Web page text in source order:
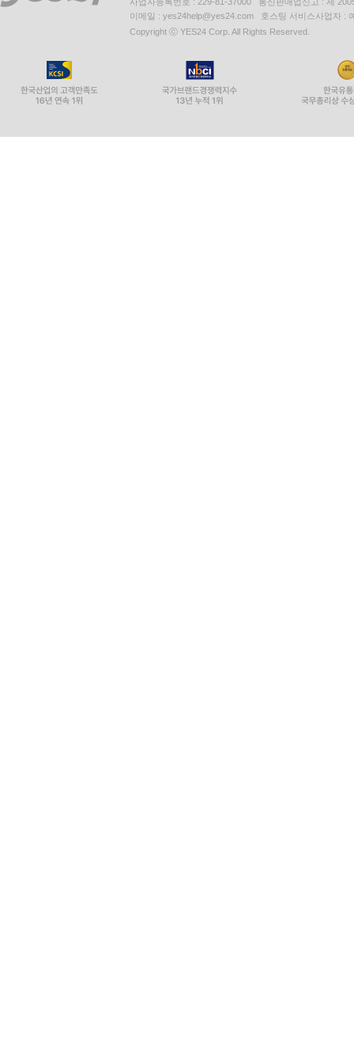
이메일 : yes24help@yes24.com 호스팅 서비스사업자 :
Copyright ⓒ YES24 Corp. All Rights Reserved.